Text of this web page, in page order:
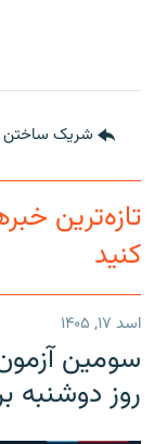
همۀ سایت‌های
شریک ساختن
تازه‌ترین
کنید
اسد ۱۷, ۱۴۰۵
سومین آزمون
روز دوشنبه